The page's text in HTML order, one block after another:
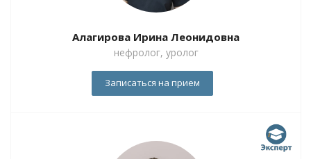
Алагирова Ирина Леонидовна
нефролог, уролог
Записаться на прием